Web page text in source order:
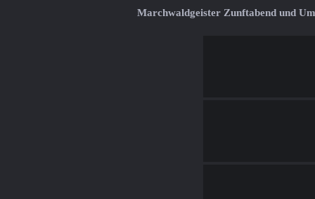
Marchwaldgeister Zunftabend und